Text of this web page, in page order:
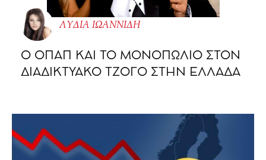
ΛΥΔΙΑ ΙΩΑΝΝΙΔΗ
O ΟΠΑΠ ΚΑΙ ΤΟ ΜΟΝΟΠΩΛΙΟ ΣΤΟΝ
ΔΙΑΔΙΚΤΥΑΚΟ ΤΖΟΓΟ ΣΤΗΝ ΕΛΛΑΔΑ